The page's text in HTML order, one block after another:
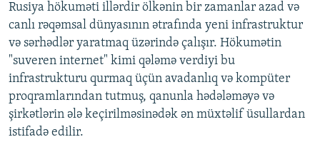
Rusiya hökuməti illərdir ölkənin bir zamanlar azad və
canlı rəqəmsal dünyasının ətrafında yeni infrastruktur
və sərhədlər yaratmaq üzərində çalışır. Hökumətin
"suveren internet" kimi qələmə verdiyi bu
infrastrukturu qurmaq üçün avadanlıq və kompüter
proqramlarından tutmuş, qanunla hədələməyə və
şirkətlərin ələ keçirilməsinədək ən müxtəlif üsullardan
istifadə edilir.